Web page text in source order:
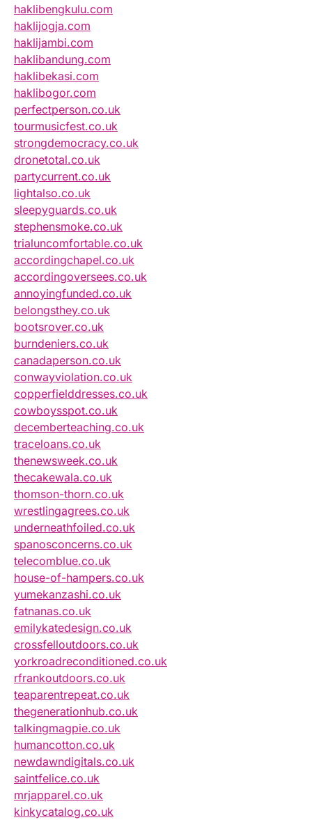
haklibengkulu.com
haklijogja.com
haklijambi.com
haklibandung.com
haklibekasi.com
haklibogor.com
perfectperson.co.uk
tourmusicfest.co.uk
strongdemocracy.co.uk
dronetotal.co.uk
partycurrent.co.uk
lightalso.co.uk
sleepyguards.co.uk
stephensmoke.co.uk
trialuncomfortable.co.uk
accordingchapel.co.uk
accordingoversees.co.uk
annoyingfunded.co.uk
belongsthey.co.uk
bootsrover.co.uk
burndeniers.co.uk
canadaperson.co.uk
conwayviolation.co.uk
copperfielddresses.co.uk
cowboysspot.co.uk
decemberteaching.co.uk
traceloans.co.uk
thenewsweek.co.uk
thecakewala.co.uk
thomson-thorn.co.uk
wrestlingagrees.co.uk
underneathfoiled.co.uk
spanosconcerns.co.uk
telecomblue.co.uk
house-of-hampers.co.uk
yumekanzashi.co.uk
fatnanas.co.uk
emilykatedesign.co.uk
crossfelloutdoors.co.uk
yorkroadreconditioned.co.uk
rfrankoutdoors.co.uk
teaparentrepeat.co.uk
thegenerationhub.co.uk
talkingmagpie.co.uk
humancotton.co.uk
newdawndigitals.co.uk
saintfelice.co.uk
mrjapparel.co.uk
kinkycatalog.co.uk